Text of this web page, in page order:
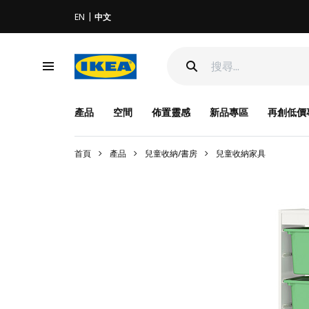
EN 中文
產品 空間 佈置靈感 新品專區 再創低價
首頁 產品 兒童收納/書房 兒童收納家具